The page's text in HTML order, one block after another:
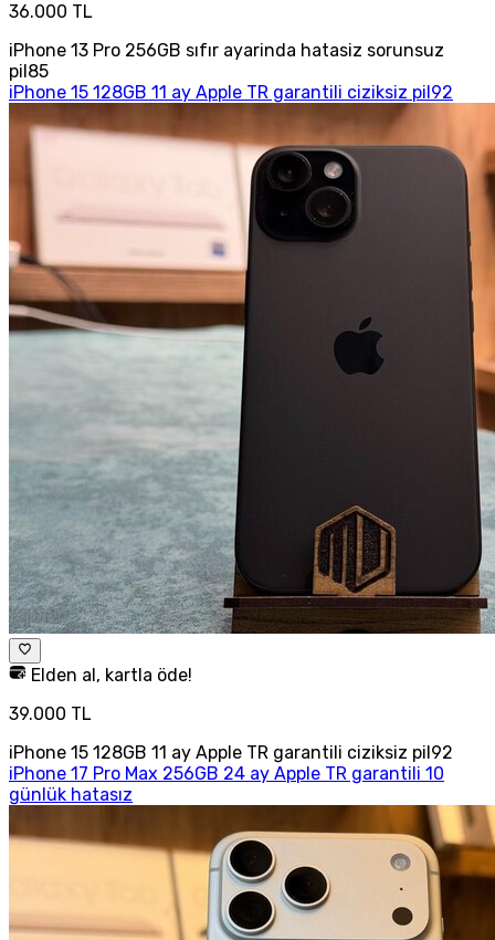
36.000 TL
iPhone 13 Pro 256GB sıfır ayarinda hatasiz sorunsuz
pil85
iPhone 15 128GB 11 ay Apple TR garantili ciziksiz pil92
Elden al, kartla öde!
39.000 TL
iPhone 15 128GB 11 ay Apple TR garantili ciziksiz pil92
iPhone 17 Pro Max 256GB 24 ay Apple TR garantili 10
günlük hatasız